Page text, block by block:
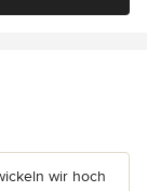
wir hoch